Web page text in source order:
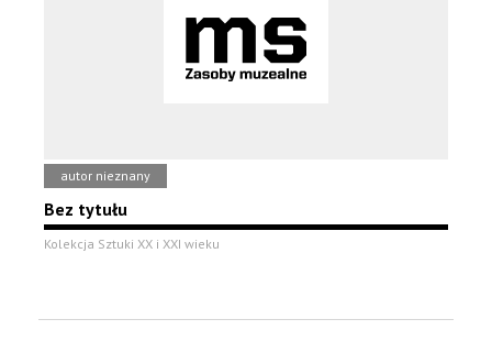
autor nieznany
Bez tytułu
Kolekcja Sztuki XX i XXI wieku